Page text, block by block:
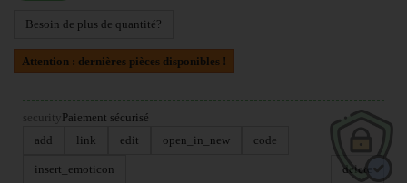
Besoin de plus de quantité?
Attention : dernières pièces disponibles !
security Paiement sécurisé
add
link edit open_in_new code
insert_emoticon
delete